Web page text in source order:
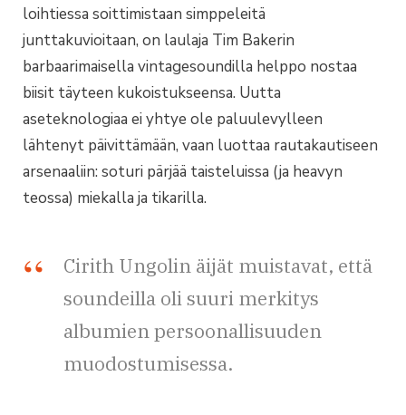
loihtiessa soittimistaan simppeleitä
junttakuvioitaan, on laulaja Tim Bakerin
barbaarimaisella vintagesoundilla helppo nostaa
biisit täyteen kukoistukseensa. Uutta
aseteknologiaa ei yhtye ole paluulevylleen
lähtenyt päivittämään, vaan luottaa rautakautiseen
arsenaaliin: soturi pärjää taisteluissa (ja heavyn
teossa) miekalla ja tikarilla.
Cirith Ungolin äijät muistavat, että
soundeilla oli suuri merkitys
albumien persoonallisuuden
muodostumisessa.